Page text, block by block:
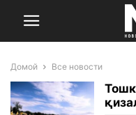
Домой Все новости